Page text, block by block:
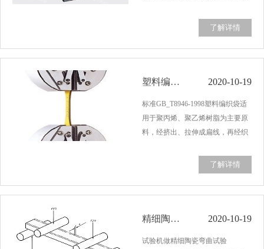
热电偶也有所不同，注意热电偶测
温端直接固定于加热装置内时，必
须经校验以保证指示湿度与试样表
了解详情
塑料编织袋拉伸试验GB_T8946-1998 2020-10-19
标准GB_T8946-1998塑料编织袋适
用于聚丙烯、聚乙烯树脂为主要原
料，经挤出、拉伸成扁线，再经织
料及柔性物品的塑料编织袋，用于
编织袋力学试验的设备为拉力机。
塑料编织袋拉力机试验条件按
了解详情
精细陶瓷弯曲试验GB6569-2006 2020-10-19
试验机做精细陶瓷弯曲试验